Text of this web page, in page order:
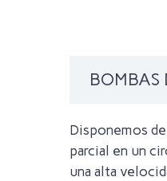
BOMBAS
Disponemos
parcial en un
una alta